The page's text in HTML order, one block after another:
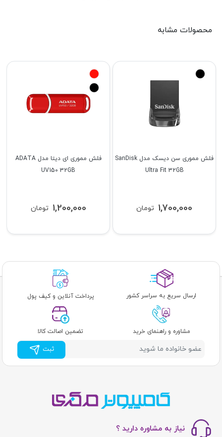
محصولات مشابه
فلش مموری ای دیتا مدل ADATA
UV150 32GB
تومان 1,200,000
فلش مموری سن دیسک مدل SanDisk
Ultra Fit 32GB
تومان 1,700,000
ارسال سریع به سراسر کشور پرداخت آنلاین و کیف پول
مشاوره و راهنمای خرید تضمین اصالت کالا
ثبت
نیاز به مشاوره دارید ؟